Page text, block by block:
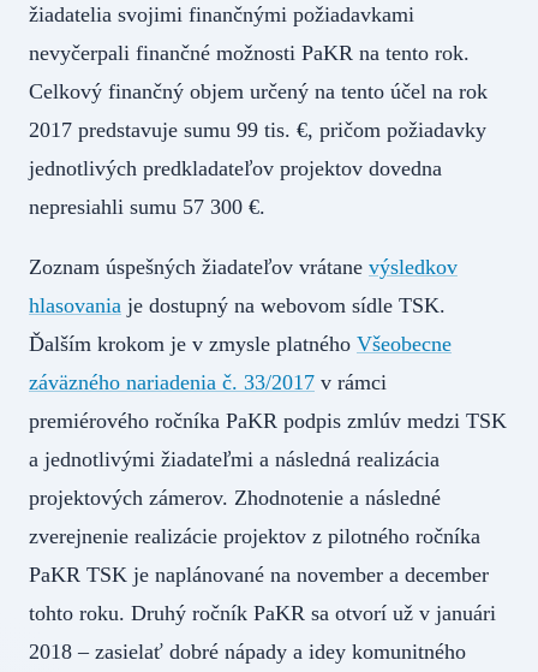
žiadatelia svojimi finančnými požiadavkami
nevyčerpali finančné možnosti PaKR na tento rok.
Celkový finančný objem určený na tento účel na rok
2017 predstavuje sumu 99 tis. €, pričom požiadavky
jednotlivých predkladateľov projektov dovedna
nepresiahli sumu 57 300 €.
Zoznam úspešných žiadateľov vrátane výsledkov
hlasovania je dostupný na webovom sídle TSK.
Ďalším krokom je v zmysle platného Všeobecne
záväzného nariadenia č. 33/2017 v rámci
premiérového ročníka PaKR podpis zmlúv medzi TSK
a jednotlivými žiadateľmi a následná realizácia
projektových zámerov. Zhodnotenie a následné
zverejnenie realizácie projektov z pilotného ročníka
PaKR TSK je naplánované na november a december
tohto roku. Druhý ročník PaKR sa otvorí už v januári
2018 – zasielať dobré nápady a idey komunitného